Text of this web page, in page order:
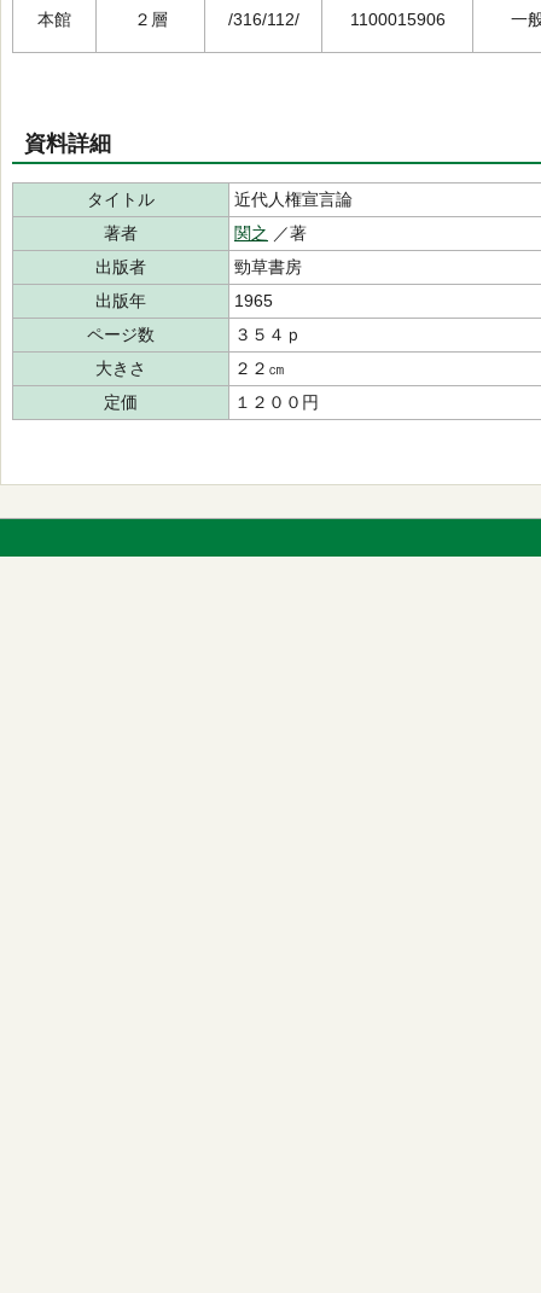
本館 ２層 /316/112/ 1100015906 一
資料詳細
タイトル
近代人権宣言論
著者
関之 ／著
出版者
勁草書房
出版年
1965
ページ数
３５４ｐ
大きさ
２２㎝
定価
１２００円